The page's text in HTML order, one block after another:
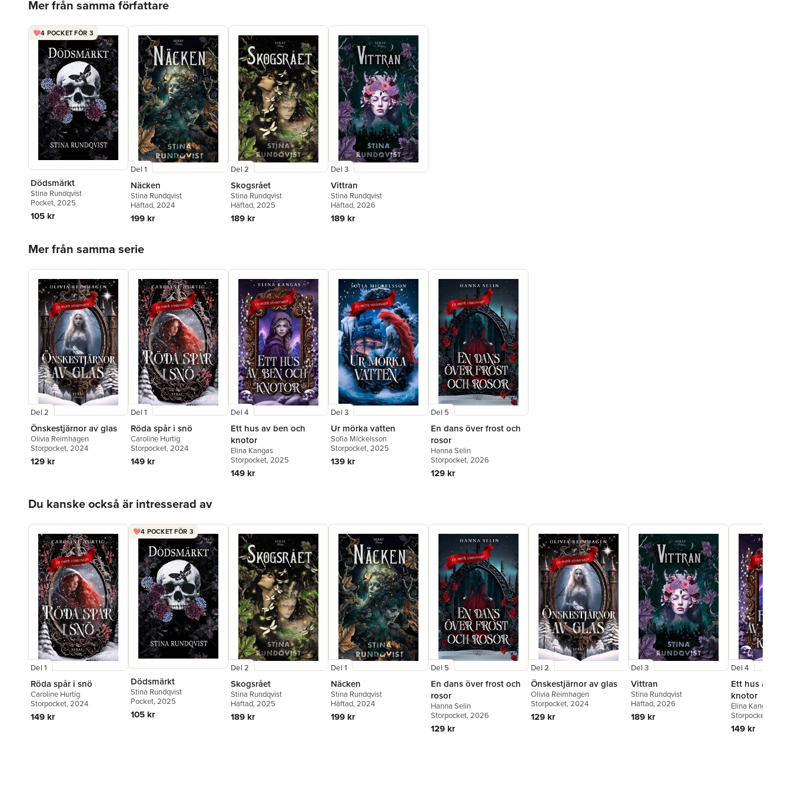
Mer från samma författare
4 POCKET FÖR 3
Dödsmärkt
Stina Rundqvist
Pocket, 2025
105 kr
Del 1
Näcken
Stina Rundqvist
Häftad, 2024
199 kr
Del 2
Skogsrået
Stina Rundqvist
Häftad, 2025
189 kr
Del 3
Vittran
Stina Rundqvist
Häftad, 2026
189 kr
Mer från samma serie
Del 2
Önskestjärnor av glas
Olivia Reimhagen
Storpocket, 2024
129 kr
Del 1
Röda spår i snö
Caroline Hurtig
Storpocket, 2024
149 kr
Del 4
Ett hus av ben och
knotor
Elina Kangas
Storpocket, 2025
149 kr
Del 3
Ur mörka vatten
Sofia Mickelsson
Storpocket, 2025
139 kr
Del 5
En dans över frost och
rosor
Hanna Selin
Storpocket, 2026
129 kr
Du kanske också är intresserad av
Del 1
Röda spår i snö
Caroline Hurtig
Storpocket, 2024
149 kr
4 POCKET FÖR 3
Dödsmärkt
Stina Rundqvist
Pocket, 2025
105 kr
Del 2
Skogsrået
Stina Rundqvist
Häftad, 2025
189 kr
Del 1
Näcken
Stina Rundqvist
Häftad, 2024
199 kr
Del 5
En dans över frost och
rosor
Hanna Selin
Storpocket, 2026
129 kr
Del 2
Önskestjärnor av glas
Olivia Reimhagen
Storpocket, 2024
129 kr
Del 3
Vittran
Stina Rundqvist
Häftad, 2026
189 kr
Del 4
Ett hus av
knotor
Elina Kangas
Storpocket
149 kr